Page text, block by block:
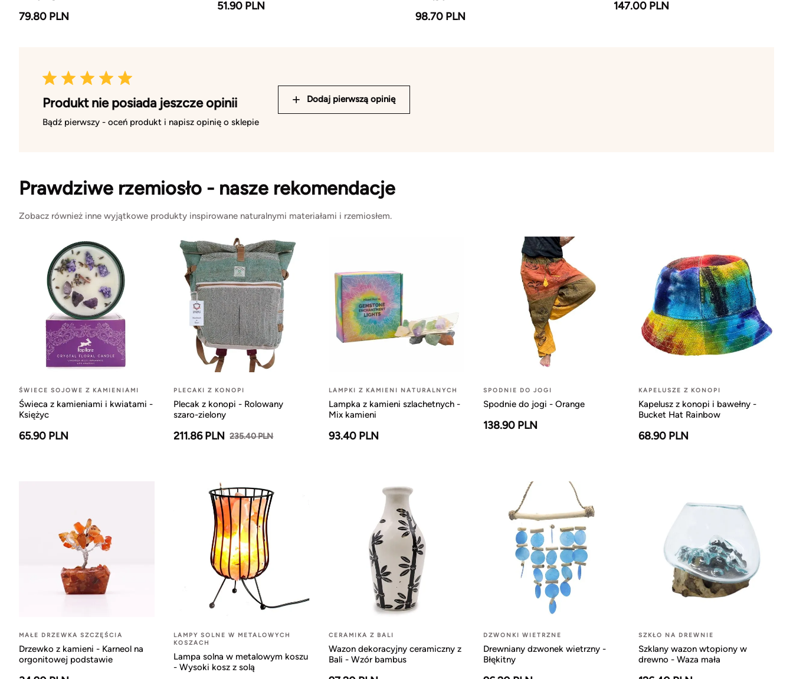
79.80 PLN
51.90 PLN
98.70 PLN
147.00 PLN
Produkt nie posiada jeszcze opinii
Bądź pierwszy - oceń produkt i napisz opinię o sklepie
Dodaj pierwszą opinię
Prawdziwe rzemiosło - nasze rekomendacje
Zobacz również inne wyjątkowe produkty inspirowane naturalnymi materiałami i rzemiosłem.
ŚWIECE SOJOWE Z KAMIENIAMI
Świeca z kamieniami i kwiatami -
Księżyc
65.90 PLN
PLECAKI Z KONOPI
Plecak z konopi - Rolowany
szaro-zielony
211.86 PLN 235.40 PLN
LAMPKI Z KAMIENI NATURALNYCH
Lampka z kamieni szlachetnych -
Mix kamieni
93.40 PLN
SPODNIE DO JOGI
Spodnie do jogi - Orange
138.90 PLN
KAPELUSZE Z KONOPI
Kapelusz z konopi i bawełny -
Bucket Hat Rainbow
68.90 PLN
MAŁE DRZEWKA SZCZĘŚCIA
Drzewko z kamieni - Karneol na
orgonitowej podstawie
LAMPY SOLNE W METALOWYCH
KOSZACH
Lampa solna w metalowym koszu
- Wysoki kosz z solą
CERAMIKA Z BALI
Wazon dekoracyjny ceramiczny z
Bali - Wzór bambus
DZWONKI WIETRZNE
Drewniany dzwonek wietrzny -
Błękitny
SZKŁO NA DREWNIE
Szklany wazon wtopiony w
drewno - Waza mała